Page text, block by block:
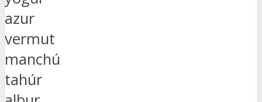
azur
vermut
manchú
tahúr